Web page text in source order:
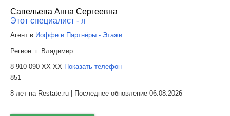
Савельева Анна Сергеевна
Этот специалист - я
Агент в Иоффе и Партнёры - Этажи
Регион: г. Владимир
8 910 090 XX XX Показать телефон
851
8 лет на Restate.ru | Последнее обновление 06.08.2026